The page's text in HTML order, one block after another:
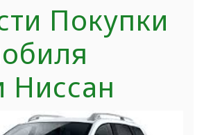
Покупки
Ниссан